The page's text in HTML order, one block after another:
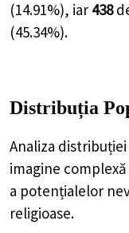
potențialelor
religioase.
Religie
(Biserica
Ortodoxa
Româna)